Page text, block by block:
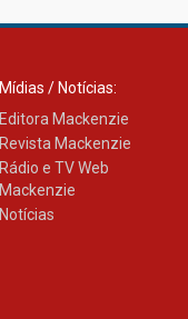
Mídias / Notícias:
Editora Mackenzie
Revista Mackenzie
Rádio e TV Web
Mackenzie
Notícias